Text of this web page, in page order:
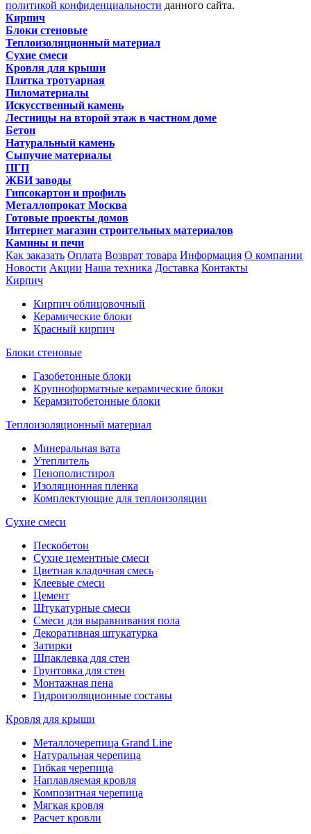
политикой конфиденциальности данного сайта.
Кирпич
Блоки стеновые
Теплоизоляционный материал
Сухие смеси
Кровля для крыши
Плитка тротуарная
Пиломатериалы
Искусственный камень
Лестницы на второй этаж в частном доме
Бетон
Натуральный камень
Сыпучие материалы
ПГП
ЖБИ заводы
Гипсокартон и профиль
Металлопрокат Москва
Готовые проекты домов
Интернет магазин строительных материалов
Камины и печи
Как заказать Оплата Возврат товара Информация О компании
Новости Акции Наша техника Доставка Контакты
Кирпич
Кирпич облицовочный
Керамические блоки
Красный кирпич
Блоки стеновые
Газобетонные блоки
Крупноформатные керамические блоки
Керамзитобетонные блоки
Теплоизоляционный материал
Минеральная вата
Утеплитель
Пенополистирол
Изоляционная пленка
Комплектующие для теплоизоляции
Сухие смеси
Пескобетон
Сухие цементные смеси
Цветная кладочная смесь
Клеевые смеси
Цемент
Штукатурные смеси
Смеси для выравнивания пола
Декоративная штукатурка
Затирки
Шпаклевка для стен
Грунтовка для стен
Монтажная пена
Гидроизоляционные составы
Кровля для крыши
Металлочерепица Grand Line
Натуральная черепица
Гибкая черепица
Наплавляемая кровля
Композитная черепица
Мягкая кровля
Расчет кровли